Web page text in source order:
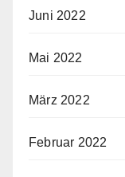
Juni 2022
Mai 2022
März 2022
Februar 2022